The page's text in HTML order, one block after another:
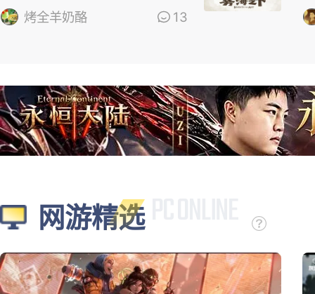
下》首曝！
烤全羊奶酪 13
网游精选